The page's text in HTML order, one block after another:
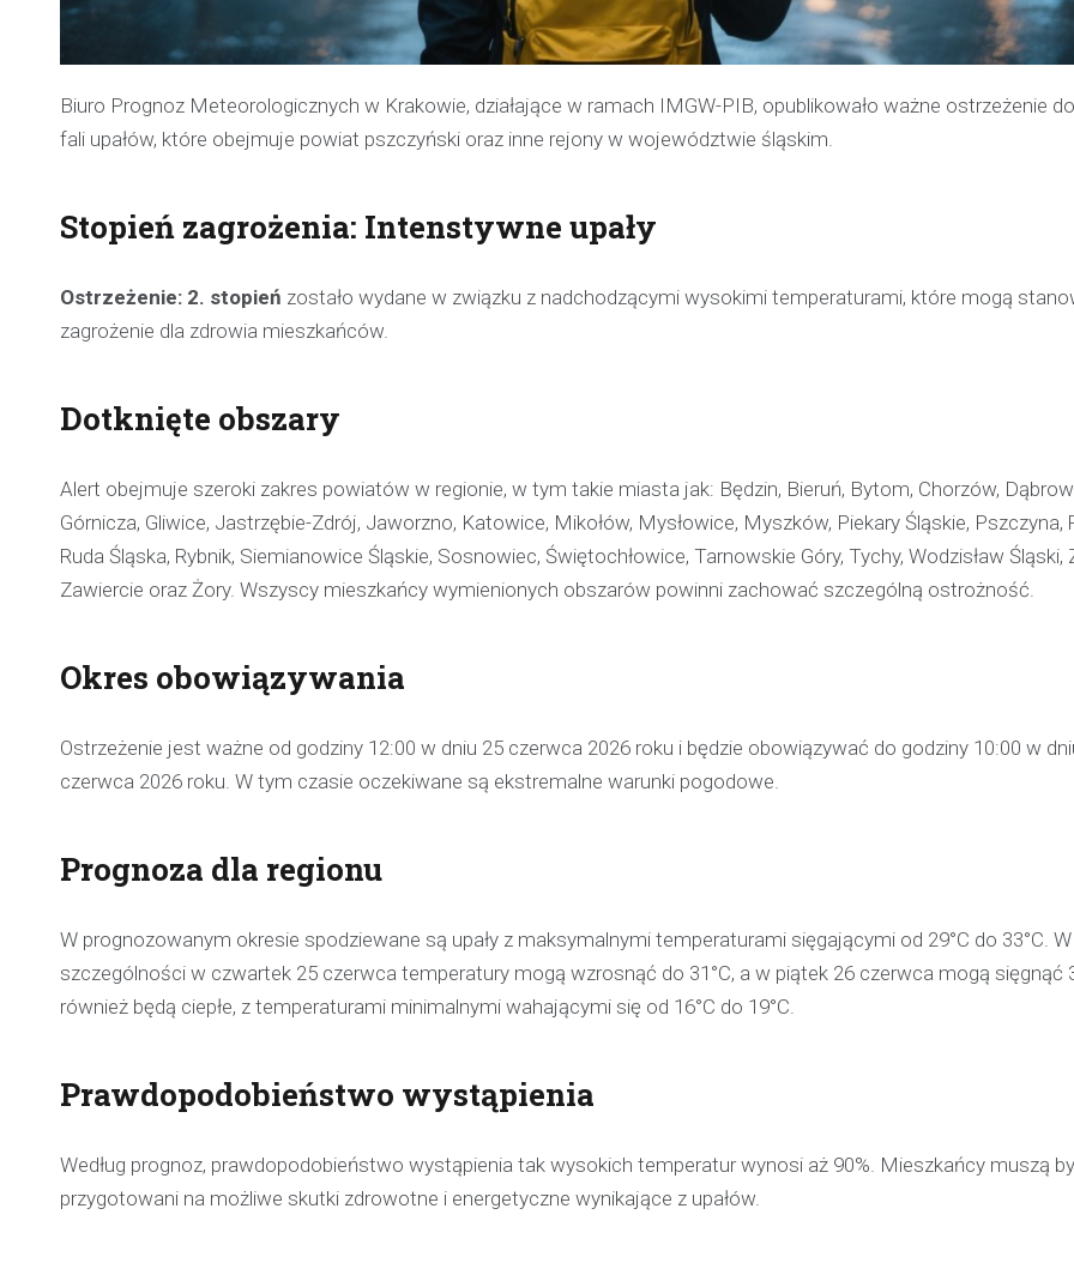
Biuro Prognoz Meteorologicznych w Krakowie, działające w ramach IMGW-PIB, opublikowało ważne ostrzeżenie
fali upałów, które obejmuje powiat pszczyński oraz inne rejony w województwie śląskim.
Stopień zagrożenia: Intenstywne upały
Ostrzeżenie: 2. stopień zostało wydane w związku z nadchodzącymi wysokimi temperaturami, które mogą
zagrożenie dla zdrowia mieszkańców.
Dotknięte obszary
Alert obejmuje szeroki zakres powiatów w regionie, w tym takie miasta jak: Będzin, Bieruń, Bytom, Chorzów,
Górnicza, Gliwice, Jastrzębie-Zdrój, Jaworzno, Katowice, Mikołów, Mysłowice, Myszków, Piekary Śląskie, Pszczyna,
Ruda Śląska, Rybnik, Siemianowice Śląskie, Sosnowiec, Świętochłowice, Tarnowskie Góry, Tychy, Wodzisław Śląski,
Zawiercie oraz Żory. Wszyscy mieszkańcy wymienionych obszarów powinni zachować szczególną ostrożność.
Okres obowiązywania
Ostrzeżenie jest ważne od godziny 12:00 w dniu 25 czerwca 2026 roku i będzie obowiązywać do godziny 10:00 w
czerwca 2026 roku. W tym czasie oczekiwane są ekstremalne warunki pogodowe.
Prognoza dla regionu
W prognozowanym okresie spodziewane są upały z maksymalnymi temperaturami sięgającymi od 29°C do 33°C. W
szczególności w czwartek 25 czerwca temperatury mogą wzrosnąć do 31°C, a w piątek 26 czerwca mogą sięgnąć
również będą ciepłe, z temperaturami minimalnymi wahającymi się od 16°C do 19°C.
Prawdopodobieństwo wystąpienia
Według prognoz, prawdopodobieństwo wystąpienia tak wysokich temperatur wynosi aż 90%. Mieszkańcy muszą
przygotowani na możliwe skutki zdrowotne i energetyczne wynikające z upałów.
Kronika policyjna
Policjant poza służbą
w kierunku Woli, funkcjonariusz